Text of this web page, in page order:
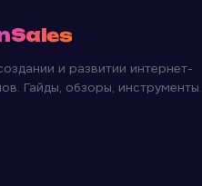
и развитии интернет-
Гайды, обзоры, инструменты.